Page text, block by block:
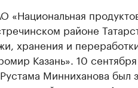
«Национальная
районе
хранения и
Казань». 10
Минниханова был